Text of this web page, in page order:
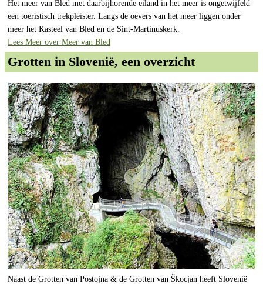
Het meer van Bled met daarbijhorende eiland in het meer is ongetwijfeld
een toeristisch trekpleister. Langs de oevers van het meer liggen onder
meer het Kasteel van Bled en de Sint-Martinuskerk.
Lees Meer over Meer van Bled
Grotten in Slovenië, een overzicht
Naast de Grotten van Postojna & de Grotten van Škocjan heeft Slovenië